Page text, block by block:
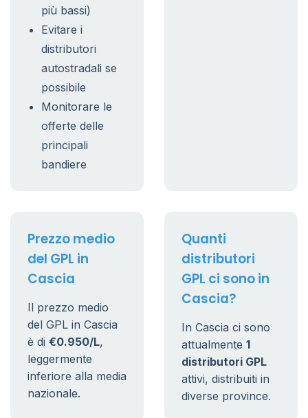
più bassi)
Evitare i
distributori
autostradali se
possibile
Monitorare le
offerte delle
principali
bandiere
Prezzo medio
del GPL in
Cascia
Il prezzo medio
del GPL in Cascia
è di €0.950/L,
leggermente
inferiore alla media
nazionale.
Quanti
distributori
GPL ci sono in
Cascia?
In Cascia ci sono
attualmente 1
distributori GPL
attivi, distribuiti in
diverse province.